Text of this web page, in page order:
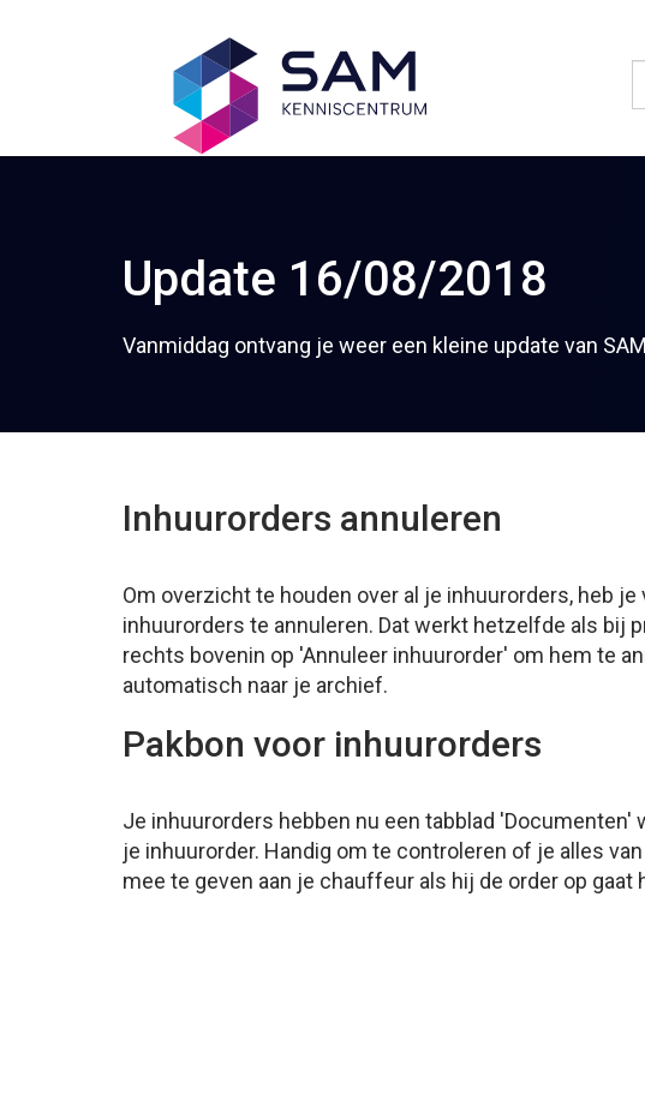
Update 16/08/2018
Vanmiddag ontvang je weer een kleine update van
Inhuurorders annuleren
Om overzicht te houden over al je inhuurorders, heb
inhuurorders te annuleren. Dat werkt hetzelfde als bij
rechts bovenin op 'Annuleer inhuurorder' om hem te
automatisch naar je archief.
Pakbon voor inhuurorders
Je inhuurorders hebben nu een tabblad 'Documenten'
je inhuurorder. Handig om te controleren of je alles
mee te geven aan je chauffeur als hij de order op gaat